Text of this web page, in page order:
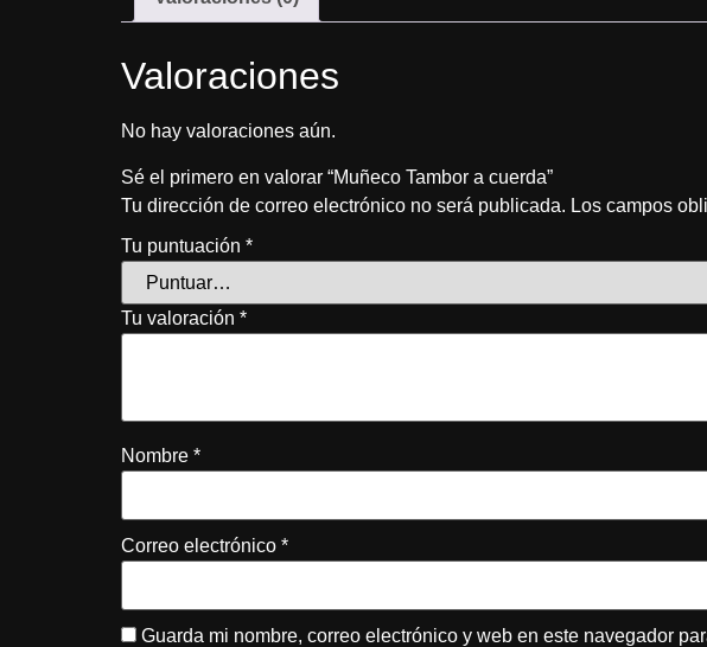
Valoraciones
No hay valoraciones aún.
Sé el primero en valorar “Muñeco Tambor a cuerda”
Tu dirección de correo electrónico no será publicada. Los campos
Tu puntuación *
Tu valoración *
Nombre *
Correo electrónico *
Guarda mi nombre, correo electrónico y web en este navegador